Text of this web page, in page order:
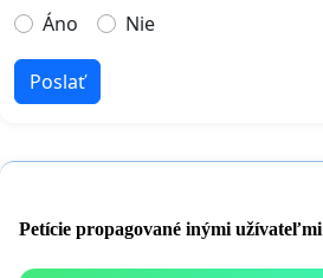
Áno
Nie
Poslať
Petície propagované inými užívateľmi